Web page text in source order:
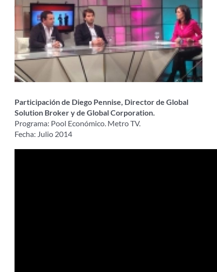
Participación de Diego Pennise, Director de Global
Solution Broker y de Global Corporation.
Programa: Pool Económico. Metro TV.
Fecha: Julio 2014